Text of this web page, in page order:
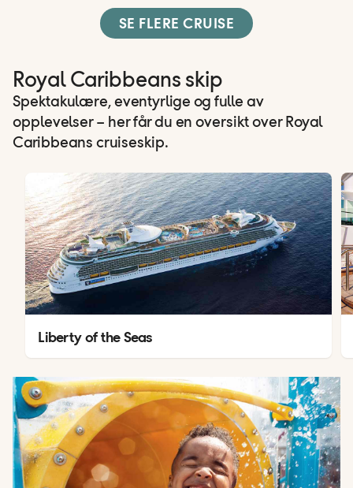
SE FLERE CRUISE
Royal Caribbeans skip
Spektakulære, eventyrlige og fulle av
opplevelser – her får du en oversikt over Royal
Caribbeans cruiseskip.
Liberty of the Seas